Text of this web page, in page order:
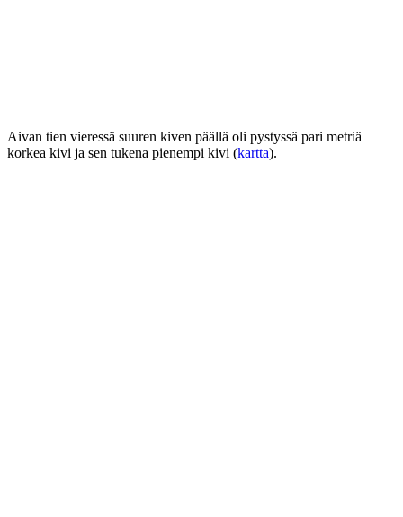
Aivan tien vieressä suuren kiven päällä oli pystyssä pari metriä
korkea kivi ja sen tukena pienempi kivi (kartta).